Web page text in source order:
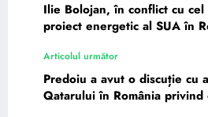
Ilie Bolojan, în conflict cu cel
proiect energetic al SUA în
Articolul următor
Predoiu a avut o discuție cu
Qatarului în România privind